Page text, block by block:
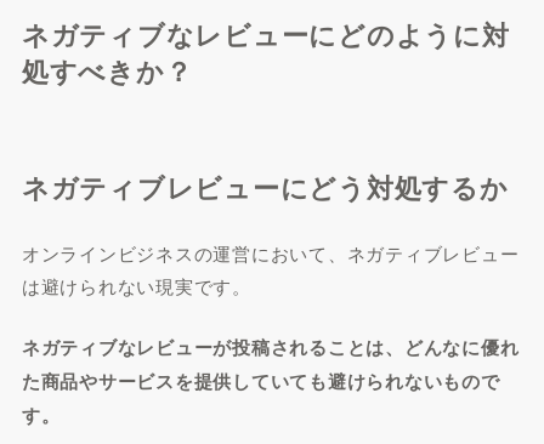
ネガティブなレビューにどのように対
処すべきか？
ネガティブレビューにどう対処するか
オンラインビジネスの運営において、ネガティブレビュー
は避けられない現実です。
ネガティブなレビューが投稿されることは、どんなに優れ
た商品やサービスを提供していても避けられないもので
す。